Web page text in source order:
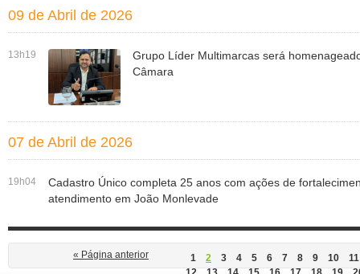
09 de Abril de 2026
13h19
Grupo Líder Multimarcas será
Câmara
07 de Abril de 2026
19h04
Cadastro Único completa 25 anos com ações de
atendimento em João Monlevade
« Página anterior 1 2 3 4 5 6 7 8 9 10
11